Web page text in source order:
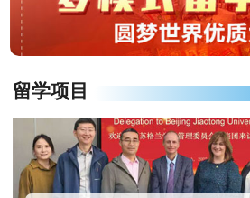
留学项目